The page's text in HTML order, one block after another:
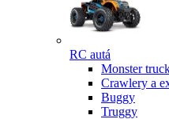
RC autá
Monster
Crawlery a
Buggy
Truggy